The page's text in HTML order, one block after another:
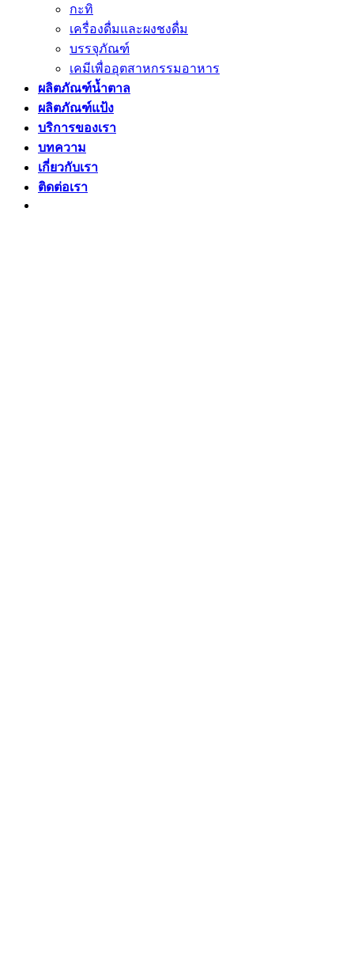
กะทิ
เครื่องดื่มและผงชงดื่ม
บรรจุภัณฑ์
เคมีเพื่ออุตสาหกรรมอาหาร
ผลิตภัณฑ์น้ำตาล
ผลิตภัณฑ์แป้ง
บริการของเรา
บทความ
เกี่ยวกับเรา
ติดต่อเรา